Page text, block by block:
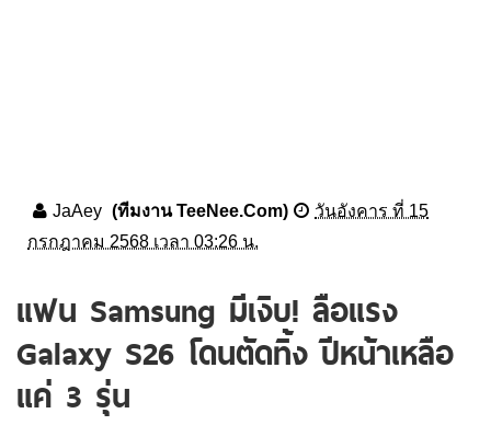
JaAey (ทีมงาน TeeNee.Com)
วันอังคาร ที่ 15
กรกฎาคม 2568 เวลา 03:26 น.
แฟน Samsung มีเงิบ! ลือแรง
Galaxy S26 โดนตัดทิ้ง ปีหน้าเหลือ
แค่ 3 รุ่น